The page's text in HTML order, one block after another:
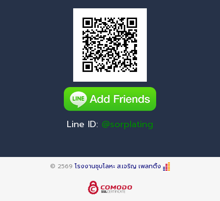
Line ID: @sorplating
© 2569 โรงงานชุบโลหะ ส.เจริญ เพลทติ้ง